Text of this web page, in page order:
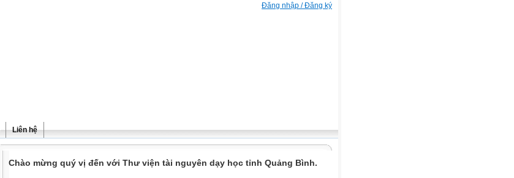
Đăng nhập / Đăng ký
Liên hệ
Chào mừng quý vị đến với Thư viện tài nguyên dạy học tỉnh Quảng Bình.